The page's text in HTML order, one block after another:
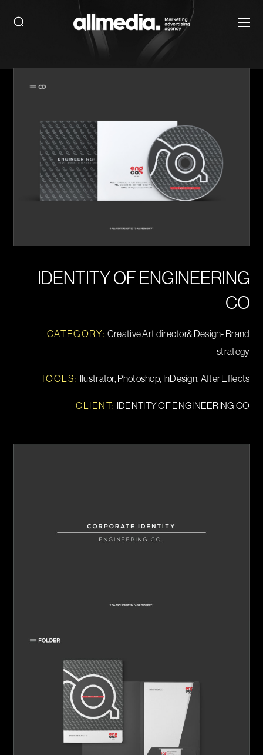
IDENTITY OF ENGINEERING
CO
CATEGORY: Creative Art director& Design- Brand
strategy
TOOLS: Ilustrator, Photoshop, InDesign, After Effects
CLIENT: IDENTITY OF ENGINEERING CO